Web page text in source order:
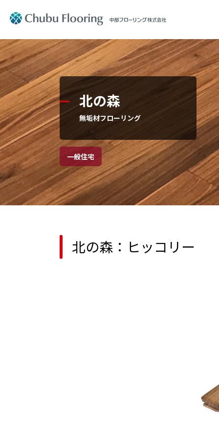
製品情報
Product 製品情
文教施
住宅用
会社案内
Company Information 会社案
社長メ
コーポ
北の森
無垢材フローリング
一般住宅
北の森：ヒッコリー